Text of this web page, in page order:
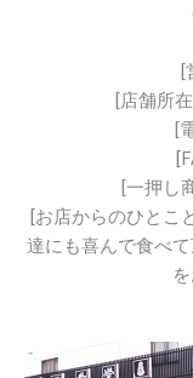
[
[店舗所
[
[一押し
[お店からのひとこ
達にも喜んで食べ